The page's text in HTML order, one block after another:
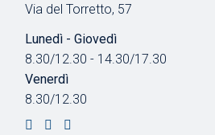
Via del Torretto, 57
Lunedì - Giovedì
8.30/12.30 - 14.30/17.30
Venerdì
8.30/12.30